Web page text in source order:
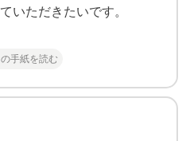
いただきたいです。
手紙を読む